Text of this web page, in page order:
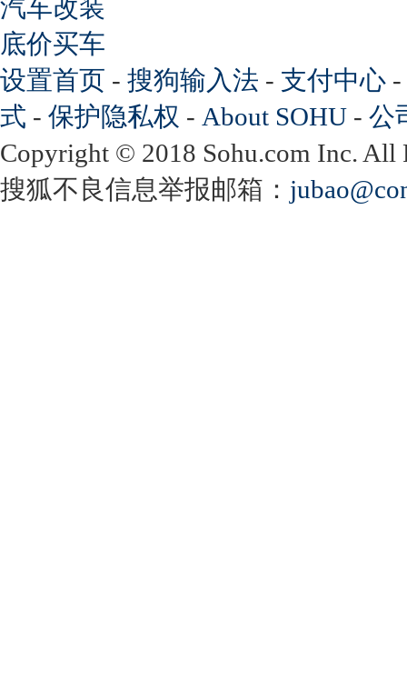
汽车改装
底价买车
设置首页 - 搜狗输入法 - 支付中心 -
式 - 保护隐私权 - About SOHU - 公
Copyright © 2018 Sohu.com Inc.
搜狐不良信息举报邮箱：